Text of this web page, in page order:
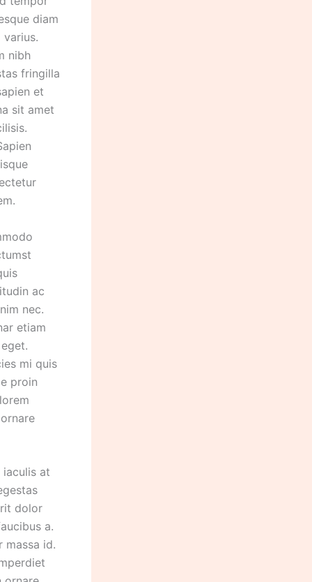
diam
nibh
fringilla
et
sit amet
ac
nec.
etiam
mi quis
proin
iaculis at
dolor
a.
massa id.